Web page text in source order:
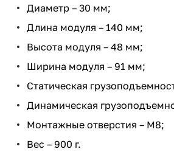
Диаметр – 30 мм;
Длина модуля – 140 мм;
Высота модуля – 48 мм;
Ширина модуля – 91 мм;
Статическая
Динамическая
Монтажные отверстия – M8;
Вес – 900 г.